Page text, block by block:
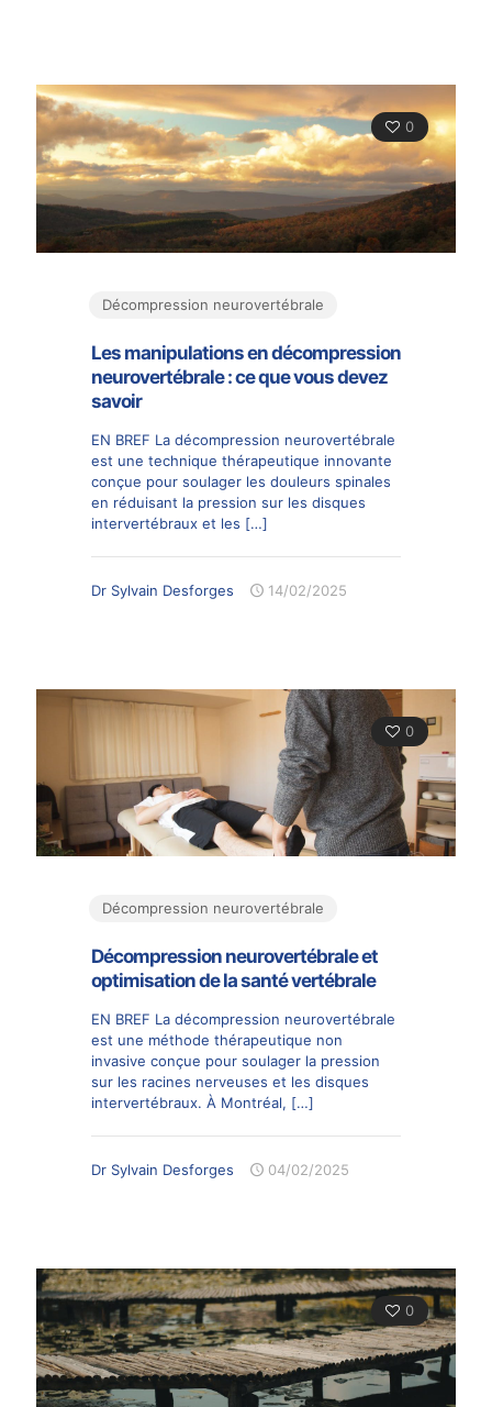
0
Décompression neurovertébrale
Les manipulations en décompression
neurovertébrale : ce que vous devez
savoir
EN BREF La décompression neurovertébrale
est une technique thérapeutique innovante
conçue pour soulager les douleurs spinales
en réduisant la pression sur les disques
intervertébraux et les […]
Dr Sylvain Desforges 14/02/2025
0
Décompression neurovertébrale
Décompression neurovertébrale et
optimisation de la santé vertébrale
EN BREF La décompression neurovertébrale
est une méthode thérapeutique non
invasive conçue pour soulager la pression
sur les racines nerveuses et les disques
intervertébraux. À Montréal, […]
Dr Sylvain Desforges 04/02/2025
0